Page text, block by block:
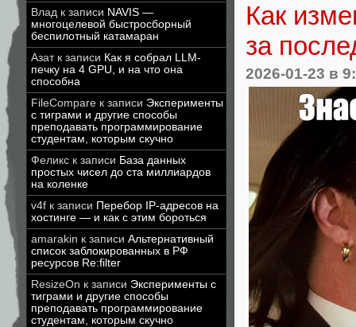
Влад к записи NAVIS —
многоцелевой быстросборный
беспилотный катамаран
Азатк записи Как я собрал LLM-
печку на 4 GPU, и на что она
способна
FileCompare к записи Эксперименты
с тиграми и другие способы
преподавать программирование
студентам, которым скучно
Феликс к записи База данных
простых чисел до ста миллиардов
на коленке
v4f к записи Перебор IP-адресов на
хостинге — и как с этим бороться
amarakin к записи Альтернативный
список заблокированных в РФ
ресурсов Re:filter
ResizeOn к записи Эксперименты с
тиграми и другие способы
преподавать программирование
студентам, которым скучно
Как
за
2026-01-23 в